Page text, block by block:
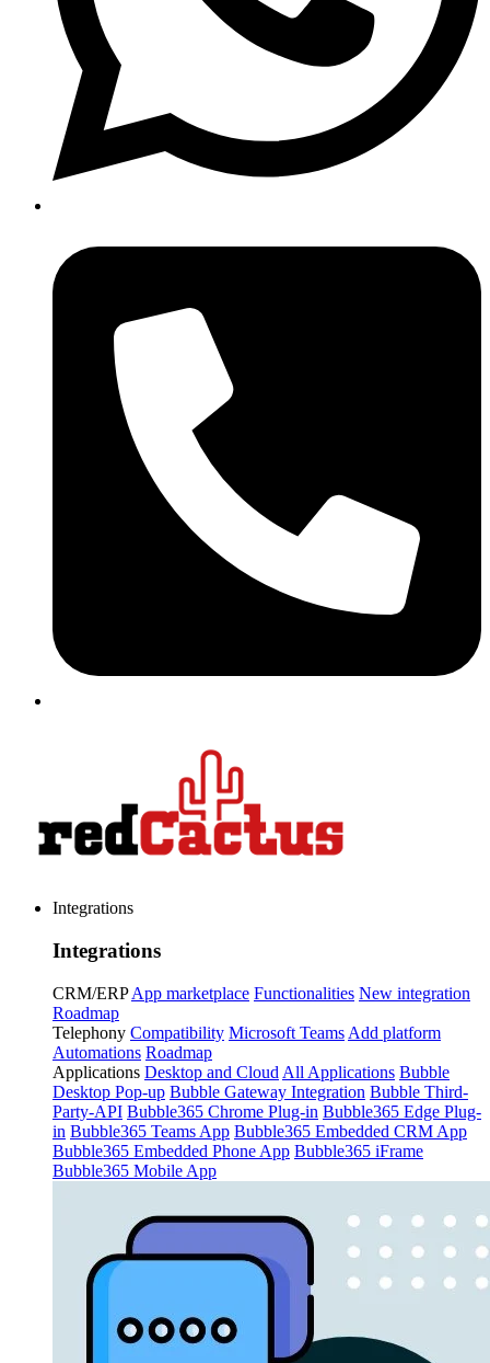
Integrations
Integrations
CRM/ERP App marketplace Functionalities New integration
Roadmap
Telephony Compatibility Microsoft Teams Add platform
Automations Roadmap
Applications Desktop and Cloud All Applications Bubble
Desktop Pop-up Bubble Gateway Integration Bubble Third-
Party-API Bubble365 Chrome Plug-in Bubble365 Edge Plug-
in Bubble365 Teams App Bubble365 Embedded CRM App
Bubble365 Embedded Phone App Bubble365 iFrame
Bubble365 Mobile App